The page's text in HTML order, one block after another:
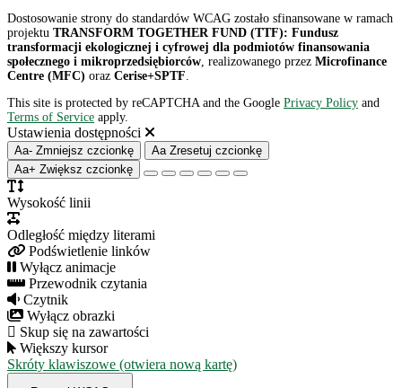
Dostosowanie strony do standardów WCAG zostało sfinansowane w ramach
projektu TRANSFORM TOGETHER FUND (TTF): Fundusz
transformacji ekologicznej i cyfrowej dla podmiotów finansowania
społecznego i mikroprzedsiębiorców, realizowanego przez Microfinance
Centre (MFC) oraz Cerise+SPTF.
This site is protected by reCAPTCHA and the Google Privacy Policy and
Terms of Service apply.
Ustawienia dostępności
Aa- Zmniejsz czcionkę Aa Zresetuj czcionkę
Aa+ Zwiększ czcionkę
Wysokość linii
Odległość między literami
Podświetlenie linków
Wyłącz animacje
Przewodnik czytania
Czytnik
Wyłącz obrazki
Skup się na zawartości
Większy kursor
Skróty klawiszowe (otwiera nową kartę)